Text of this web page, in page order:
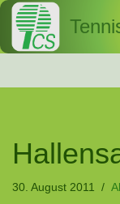
Zum
30. August 2011